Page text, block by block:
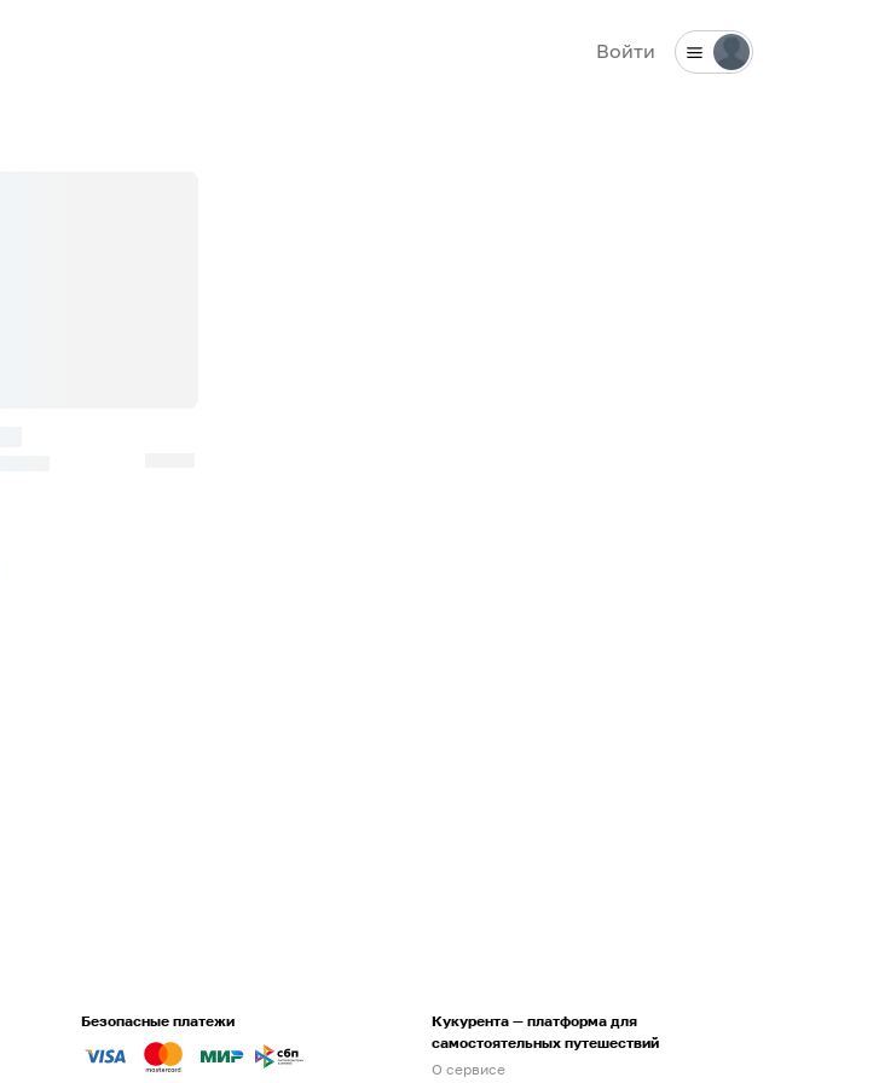
Войти
Безопасные платежи
Кукурента — платформа для
самостоятельных путешествий
О сервисе